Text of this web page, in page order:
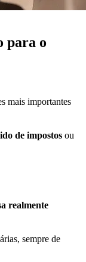
para o
mais importantes
de impostos ou
realmente
sempre de